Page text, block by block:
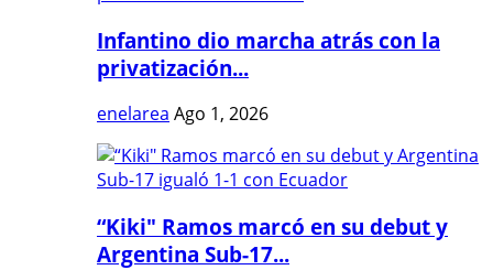
Infantino dio marcha atrás con la
privatización...
enelarea Ago 1, 2026
“Kiki" Ramos marcó en su debut y
Argentina Sub-17...